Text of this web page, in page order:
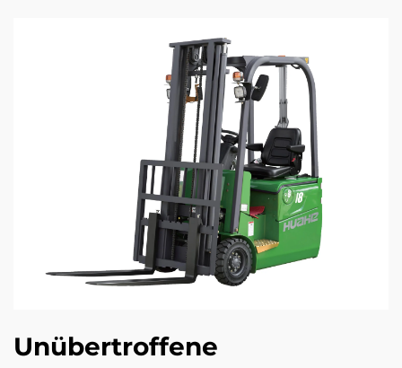
Unübertroffene